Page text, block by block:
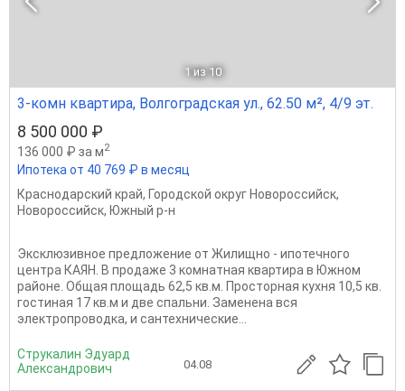
1 из 10
3-комн квартира, Волгоградская ул., 62.50 м², 4/9 эт.
8 500 000 ₽
136 000 ₽ за м2
Ипотека от 40 769 ₽ в месяц
Краснодарский край, Городской округ Новороссийск,
Новороссийск, Южный р-н
Эксклюзивное предложение от Жилищно - ипотечного
центра КАЯН. В продаже 3 комнатная квартира в Южном
районе. Общая площадь 62,5 кв.м. Просторная кухня 10,5 кв.
гостиная 17 кв.м и две спальни. Заменена вся
электропроводка, и сантехнические...
Струкалин Эдуард
Александрович
04.08